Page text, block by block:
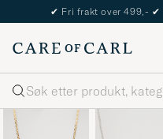
✔ Fri frakt over 499,- ✔
Søk